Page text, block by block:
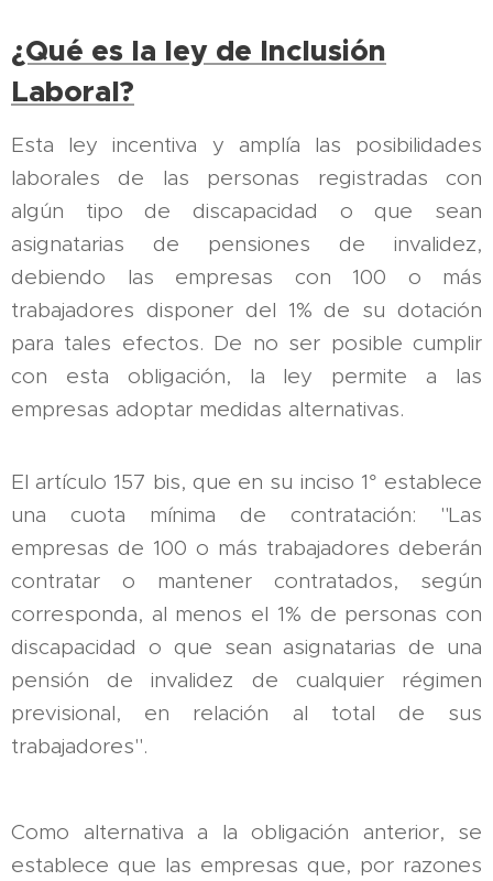
¿Qué es la ley de Inclusión
Laboral?
Esta ley incentiva y amplía las posibilidades
laborales de las personas registradas con
algún tipo de discapacidad o que sean
asignatarias de pensiones de invalidez,
debiendo las empresas con 100 o más
trabajadores disponer del 1% de su dotación
para tales efectos. De no ser posible cumplir
con esta obligación, la ley permite a las
empresas adoptar medidas alternativas.
El artículo 157 bis, que en su inciso 1° establece
una cuota mínima de contratación: "Las
empresas de 100 o más trabajadores deberán
contratar o mantener contratados, según
corresponda, al menos el 1% de personas con
discapacidad o que sean asignatarias de una
pensión de invalidez de cualquier régimen
previsional, en relación al total de sus
trabajadores".
Como alternativa a la obligación anterior, se
establece que las empresas que, por razones